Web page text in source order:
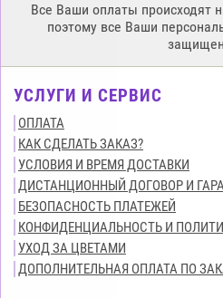
Все Ваши оплаты происходят
поэтому все Ваши
УСЛУГИ И СЕРВИС
ОПЛАТА
КАК СДЕЛАТЬ ЗАКАЗ?
УСЛОВИЯ И ВРЕМЯ ДОСТАВКИ
ДИСТАНЦИОННЫЙ ДОГОВОР И
БЕЗОПАСНОСТЬ ПЛАТЕЖЕЙ
КОНФИДЕНЦИАЛЬНОСТЬ И
УХОД ЗА ЦВЕТАМИ
ДОПОЛНИТЕЛЬНАЯ ОПЛАТА ПО